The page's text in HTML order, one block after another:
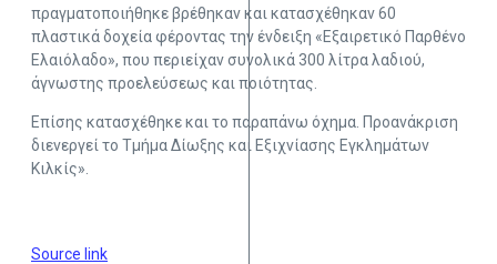
πραγματοποιήθηκε βρέθηκαν και κατασχέθηκαν 60
πλαστικά δοχεία φέροντας την ένδειξη «Εξαιρετικό Παρθένο
Ελαιόλαδο», που περιείχαν συνολικά 300 λίτρα λαδιού,
άγνωστης προελεύσεως και ποιότητας.
Επίσης κατασχέθηκε και το παραπάνω όχημα. Προανάκριση
διενεργεί το Τμήμα Δίωξης και Εξιχνίασης Εγκλημάτων
Κιλκίς».
Source link